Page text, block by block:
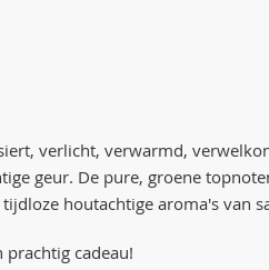
verlicht, verwarmd,
geur. De pure, groene
houtachtige aroma's van
cadeau!